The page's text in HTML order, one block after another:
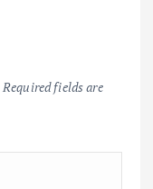
Required fields are